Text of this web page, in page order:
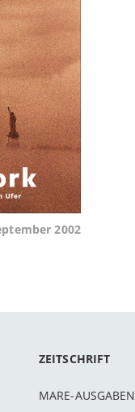
2002
ZEITSCHRIFT
MARE-AUSGABEN